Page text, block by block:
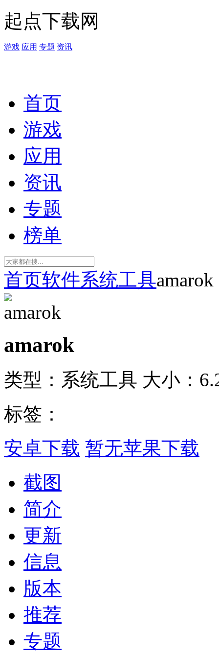
起点下载网
游戏 应用 专题 资讯
首页
游戏
应用
资讯
专题
榜单
首页软件系统工具amarok
amarok
类型：系统工具 大小：
标签：
安卓下载 暂无苹果下载
截图
简介
更新
信息
版本
推荐
专题